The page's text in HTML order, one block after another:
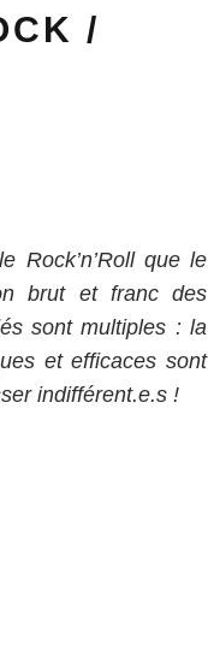
/
Rock’n’Roll que le
brut et franc des
sont multiples : la
et efficaces sont
indifférent.e.s !